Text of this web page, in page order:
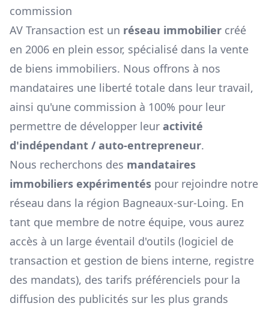
commission
AV Transaction est un réseau immobilier créé
en 2006 en plein essor, spécialisé dans la vente
de biens immobiliers. Nous offrons à nos
mandataires une liberté totale dans leur travail,
ainsi qu'une commission à 100% pour leur
permettre de développer leur activité
d'indépendant / auto-entrepreneur.
Nous recherchons des mandataires
immobiliers expérimentés pour rejoindre notre
réseau dans la région Bagneaux-sur-Loing. En
tant que membre de notre équipe, vous aurez
accès à un large éventail d'outils (logiciel de
transaction et gestion de biens interne, registre
des mandats), des tarifs préférenciels pour la
diffusion des publicités sur les plus grands